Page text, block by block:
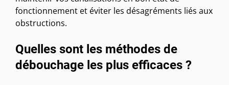
fonctionnement et éviter les désagréments liés aux
obstructions.
Quelles sont les méthodes de
débouchage les plus efficaces ?